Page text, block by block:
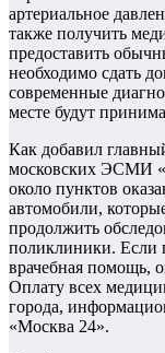
артериальное
также получить
предоставить
необходимо сдать
современные
месте будут
Как добавил
московских ЭСМИ
около пунктов
автомобили,
продолжить
поликлиники. Если
врачебная помощь,
Оплату всех
города,
«Москва 24».